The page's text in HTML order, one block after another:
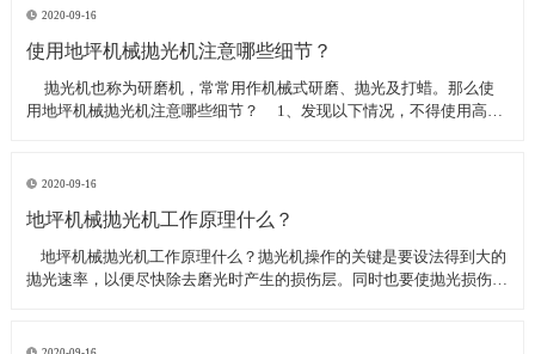
求？
2020-09-16
使用地坪机械抛光机注意哪些细节？
​ 抛光机也称为研磨机，常常用作机械式研磨、抛光及打蜡。那么使
用地坪机械抛光机注意哪些细节？ 1、发现以下情况，不得使用高速
2020-09-16
地坪机械抛光机工作原理什么？
​ 地坪机械抛光机工作原理什么？抛光机操作的关键是要设法得到大的
抛光速率，以便尽快除去磨光时产生的损伤层。同时也要使抛光损伤层
较深；后者要求使用最细的